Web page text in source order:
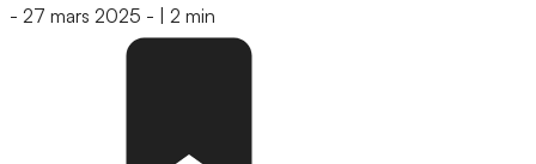
- 27 mars 2025 - 2 min